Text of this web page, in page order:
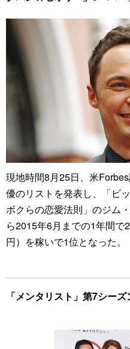
現地時間8月25日、米
優のリストを発表し、「
ボクらの恋愛法則」のジム
ら2015年6月までの1年間
円）を稼いで1位となった。
「メンタリスト」第7シー